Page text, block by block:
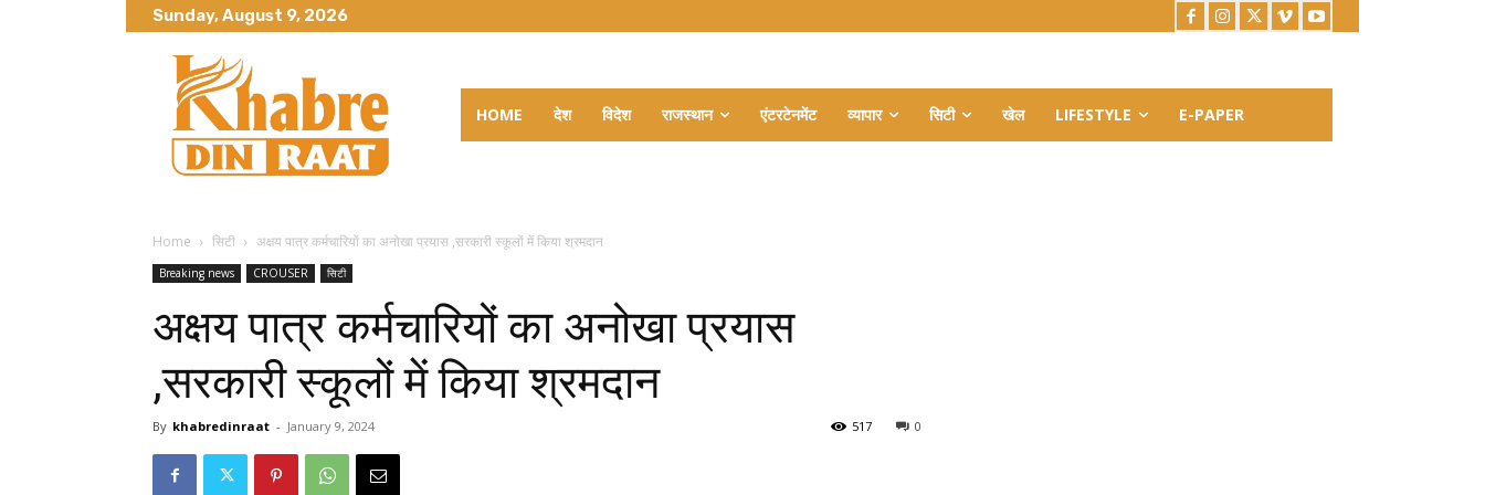
Sunday, August 9, 2026
HOME देश विदेश राजस्थान एंटरटेनमेंट व्यापार सिटी खेल LIFESTYLE E-PAPER
Home सिटी अक्षय पात्र कर्मचारियों का अनोखा प्रयास ,सरकारी स्कूलों में किया श्रमदान
Breaking news CROUSER सिटी
अक्षय पात्र कर्मचारियों का अनोखा प्रयास
,सरकारी स्कूलों में किया श्रमदान
By khabredinraat - January 9, 2024 0
517